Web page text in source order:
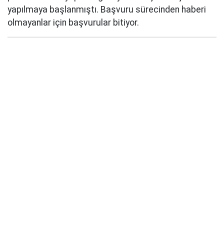
yapılmaya başlanmıştı. Başvuru sürecinden haberi
olmayanlar için başvurular bitiyor.